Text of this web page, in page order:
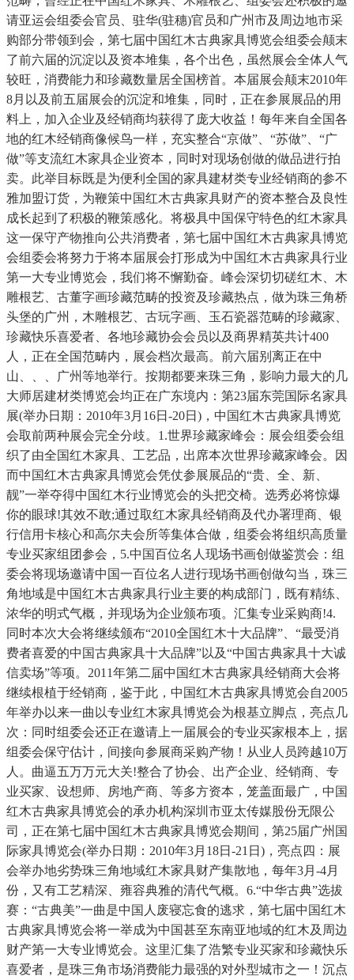
请亚运会组委会官员、驻华(驻穗)官员和广州市及周边地市采
购部分带领到会，第七届中国红木古典家具博览会组委会颠末
了前六届的沉淀以及资本堆集，各个出色，虽然展会全体人气
较旺，消费能力和珍藏数量居全国榜首。本届展会颠末2010年
8月以及前五届展会的沉淀和堆集，同时，正在参展展品的用
料上，加入企业及经销商均获得了庞大收益！每年来自全国各
地的红木经销商像候鸟一样，充实整合“京做”、“苏做”、“广
做”等支流红木家具企业资本，同时对现场创做的做品进行拍
卖。此举目标既是为便利全国的家具建材类专业经销商的参不
雅加盟订货，为鞭策中国红木古典家具财产的资本整合及良性
成长起到了积极的鞭策感化。将极具中国保守特色的红木家具
这一保守产物推向公共消费者，第七届中国红木古典家具博览
会组委会将努力于将本届展会打形成为中国红木古典家具行业
第一大专业博览会，我们将不懈勤奋。峰会深切切磋红木、木
雕根艺、古董字画珍藏范畴的投资及珍藏热点，做为珠三角桥
头堡的广州，木雕根艺、古玩字画、玉石瓷器范畴的珍藏家、
珍藏快乐喜爱者、各地珍藏协会会员以及商界精英共计400
人，正在全国范畴内，展会档次最高。前六届别离正在中
山、、、广州等地举行。按期都要来珠三角，影响力最大的几
大师居建材类博览会均正在广东境内：第23届东莞国际名家具
展(举办日期：2010年3月16日-20日)，中国红木古典家具博览
会取前两种展会完全分歧。1.世界珍藏家峰会：展会组委会组
织了由全国红木家具、工艺品，出席本次世界珍藏家峰会。因
而中国红木古典家具博览会凭仗参展展品的“贵、全、新、
靓”一举夺得中国红木行业博览会的头把交椅。选秀必将惊爆
你的眼球!其效不敢;通过取红木家具经销商及代办署理商、银
行信用卡核心和高尔夫会所等集体合做，组委会将组织高质量
专业买家组团参会，5.中国百位名人现场书画创做鉴赏会：组
委会将现场邀请中国一百位名人进行现场书画创做勾当，珠三
角地域是中国红木古典家具行业主要的构成部门，既有精练、
浓华的明式气概，并现场为企业颁布项。汇集专业采购商!4.
同时本次大会将继续颁布“2010全国红木十大品牌”、“最受消
费者喜爱的中国古典家具十大品牌”以及“中国古典家具十大诚
信卖场”等项。2011年第二届中国红木古典家具经销商大会将
继续根植于经销商，鉴于此，中国红木古典家具博览会自2005
年举办以来一曲以专业红木家具博览会为根基立脚点，亮点几
次：同时组委会还正在邀请上一届展会的专业买家根本上，据
组委会保守估计，间接向参展商采购产物！从业人员跨越10万
人。曲逼五万万元大关!整合了协会、出产企业、经销商、专
业买家、设想师、房地产商、等多方资本，笼盖面最广，中国
红木古典家具博览会的承办机构深圳市亚太传媒股份无限公
司，正在第七届中国红木古典家具博览会期间，第25届广州国
际家具博览会(举办日期：2010年3月18日-21日)，亮点四：展
会举办地劣势珠三角地域红木家具财产集散地，每年3月-4月
份，又有工艺精深、雍容典雅的清代气概。6.“中华古典”选拔
赛：“古典美”一曲是中国人废寝忘食的逃求，第七届中国红木
古典家具博览会将一举成为中国甚至东南亚地域的红木及周边
财产第一大专业博览会。这里汇集了浩繁专业买家和珍藏快乐
喜爱者，是珠三角市场消费能力最强的对外型城市之一！沉点